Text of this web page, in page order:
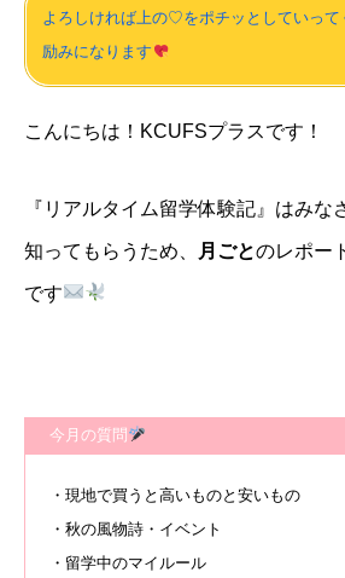
よろしければ上の♡をポチッとしていって
励みになります
こんにちは！KCUFSプラスです！
『リアルタイム留学体験記』はみな
知ってもらうため、 月ごとのレポー
です
今月の質問
・現地で買うと高いものと安いもの
・秋の風物詩・イベント
・留学中のマイルール